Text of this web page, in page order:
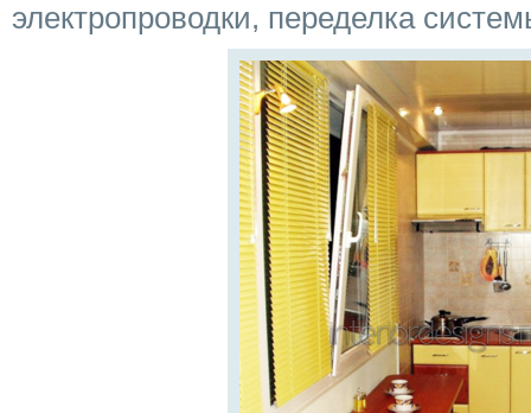
электропроводки, переделка